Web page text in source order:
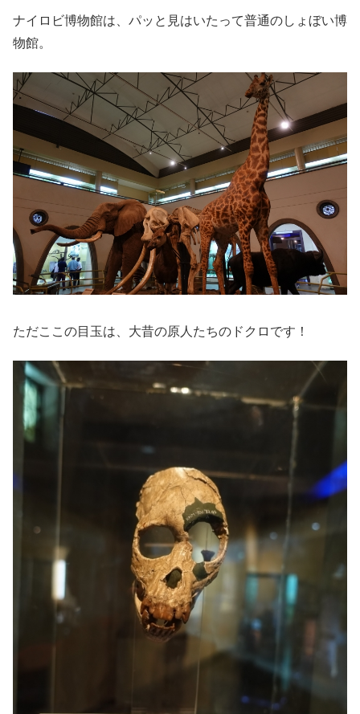
ナイロビ博物館は、パッと見はいたって普通のしょぼい博
物館。
ただここの目玉は、大昔の原人たちのドクロです！